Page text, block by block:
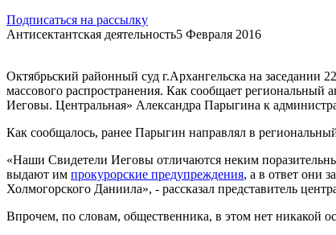
Подписаться на рассылку
Антисектантская деятельность5 Февраля 2016
Октябрьский районный суд г.Архангельска на заседании
массового распространения. Как сообщает региональный
Иеговы. Центральная» Александра Парыгина к
Как сообщалось, ранее Парыгин направлял в
«Наши Свидетели Иеговы отличаются неким
выдают им прокурорские предупреждения, а в ответ они
Холмогорского Даниила», - рассказал представитель
Впрочем, по словам, общественника, в этом нет никакой